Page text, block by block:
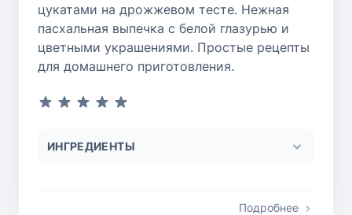
цукатами на дрожжевом тесте. Нежная
пасхальная выпечка с белой глазурью и
цветными украшениями. Простые рецепты
для домашнего приготовления.
ИНГРЕДИЕНТЫ
Подробнее